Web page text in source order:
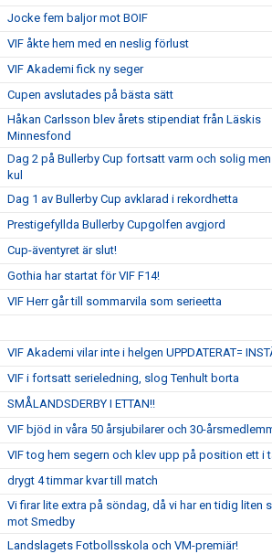
Jocke fem baljor mot BOIF
VIF åkte hem med en neslig förlust
VIF Akademi fick ny seger
Cupen avslutades på bästa sätt
Håkan Carlsson blev årets stipendiat från Läskis
Minnesfond
Dag 2 på Bullerby Cup fortsatt varm och solig
kul
Dag 1 av Bullerby Cup avklarad i rekordhetta
Prestigefyllda Bullerby Cupgolfen avgjord
Cup-äventyret är slut!
Gothia har startat för VIF F14!
VIF Herr går till sommarvila som serieetta
VIF Akademi vilar inte i helgen UPPDATERAT=
VIF i fortsatt serieledning, slog Tenhult borta
SMÅLANDSDERBY I ETTAN!!
VIF bjöd in våra 50 årsjubilarer och 30-
VIF tog hem segern och klev upp på position ett i
drygt 4 timmar kvar till match
Vi firar lite extra på söndag, då vi har en tidig liten
mot Smedby
Landslagets Fotbollsskola och VM-premiär!